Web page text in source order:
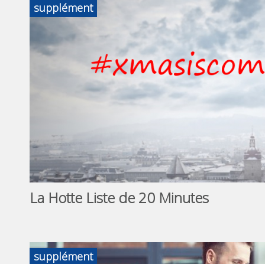
supplément
La Hotte Liste de 20 Minutes
supplément